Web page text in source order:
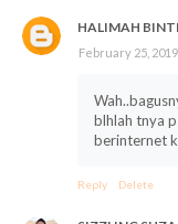
HALIMAH
February 25,
blhlah tnya
berinternet
Reply Delete